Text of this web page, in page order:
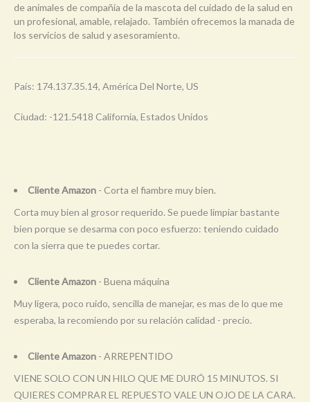
de animales de compañía de la mascota del cuidado de la salud en
un profesional, amable, relajado. También ofrecemos la manada de
los servicios de salud y asesoramiento.
País: 174.137.35.14, América Del Norte, US
Ciudad: -121.5418 California, Estados Unidos
Cliente Amazon - Corta el fiambre muy bien.
Corta muy bien al grosor requerido. Se puede limpiar bastante
bien porque se desarma con poco esfuerzo: teniendo cuidado
con la sierra que te puedes cortar.
Cliente Amazon - Buena máquina
Muy ligera, poco ruido, sencilla de manejar, es mas de lo que me
esperaba, la recomiendo por su relación calidad - precio.
Cliente Amazon - ARREPENTIDO
VIENE SOLO CON UN HILO QUE ME DURÓ 15 MINUTOS. SI
QUIERES COMPRAR EL REPUESTO VALE UN OJO DE LA CARA.